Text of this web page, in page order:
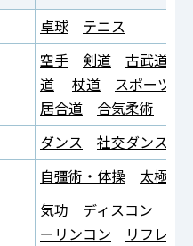
卓球 テニス
空手 剣道 古武道
道
杖道
スポーツチ
居合道
合気柔術
ダンス 社交ダンス
自彊術・体操 太極拳
気功 ディスコン
ーリンコン
リフレッ